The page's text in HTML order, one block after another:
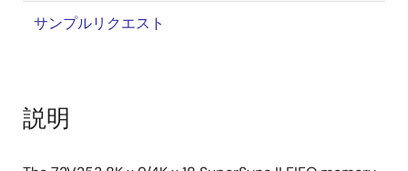
サンプルリクエスト
説明